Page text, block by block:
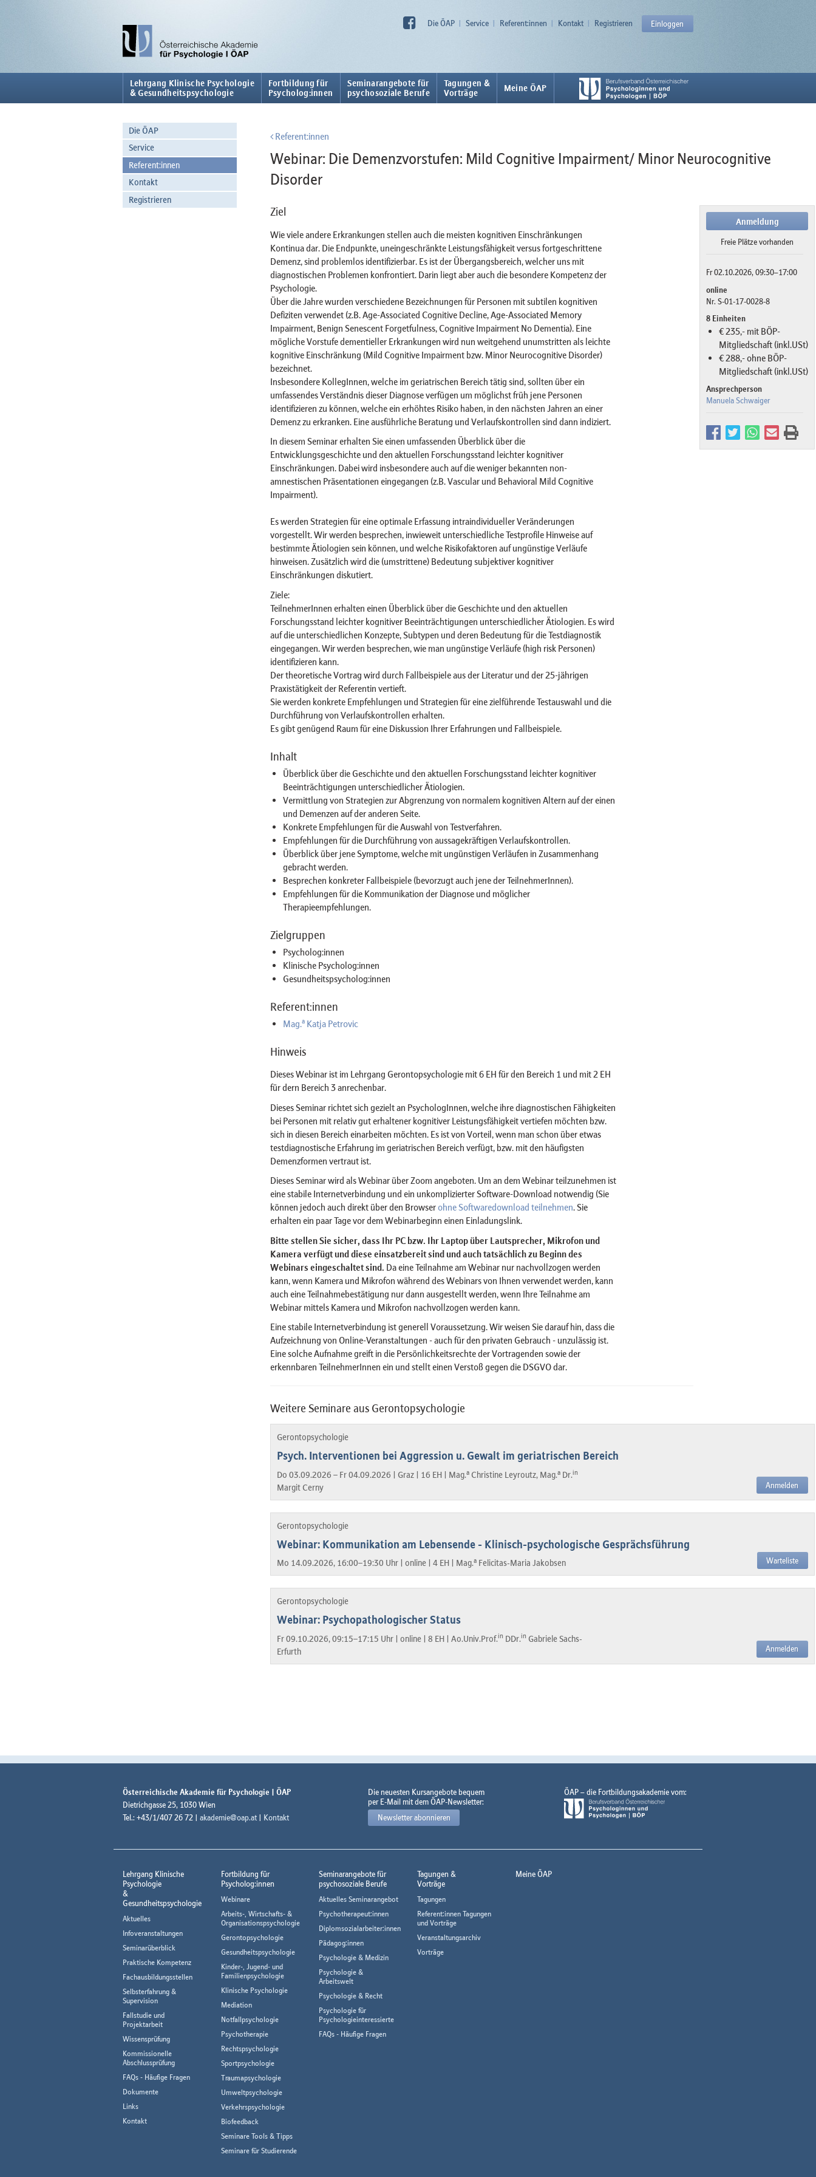
Die ÖAP Service Referent:innen Kontakt Registrieren Einloggen
Lehrgang Klinische Psychologie
& Gesundheitspsychologie
Fortbildung für
Psycholog:innen
Seminarangebote für
psychosoziale Berufe
Tagungen &
Vorträge
Meine ÖAP
Die ÖAP
Service
Referent:innen
Kontakt
Registrieren
Referent:innen
Webinar: Die Demenzvorstufen: Mild Cognitive Impairment/ Minor Neurocognitive
Disorder
Anmeldung
Freie Plätze vorhanden
Fr 02.10.2026, 09:30–17:00
online
Nr. S-01-17-0028-8
8 Einheiten
€ 235,- mit BÖP-
Mitgliedschaft (inkl.USt)
€ 288,- ohne BÖP-
Mitgliedschaft (inkl.USt)
Ansprechperson
Manuela Schwaiger
Ziel
Wie viele andere Erkrankungen stellen auch die meisten kognitiven Einschränkungen
Kontinua dar. Die Endpunkte, uneingeschränkte Leistungsfähigkeit versus fortgeschrittene
Demenz, sind problemlos identifizierbar. Es ist der Übergangsbereich, welcher uns mit
diagnostischen Problemen konfrontiert. Darin liegt aber auch die besondere Kompetenz der
Psychologie.
Über die Jahre wurden verschiedene Bezeichnungen für Personen mit subtilen kognitiven
Defiziten verwendet (z.B. Age-Associated Cognitive Decline, Age-Associated Memory
Impairment, Benign Senescent Forgetfulness, Cognitive Impairment No Dementia). Eine
mögliche Vorstufe dementieller Erkrankungen wird nun weitgehend unumstritten als leichte
kognitive Einschränkung (Mild Cognitive Impairment bzw. Minor Neurocognitive Disorder)
bezeichnet.
Insbesondere KollegInnen, welche im geriatrischen Bereich tätig sind, sollten über ein
umfassendes Verständnis dieser Diagnose verfügen um möglichst früh jene Personen
identifizieren zu können, welche ein erhöhtes Risiko haben, in den nächsten Jahren an einer
Demenz zu erkranken. Eine ausführliche Beratung und Verlaufskontrollen sind dann indiziert.
In diesem Seminar erhalten Sie einen umfassenden Überblick über die
Entwicklungsgeschichte und den aktuellen Forschungsstand leichter kognitiver
Einschränkungen. Dabei wird insbesondere auch auf die weniger bekannten non-
amnestischen Präsentationen eingegangen (z.B. Vascular und Behavioral Mild Cognitive
Impairment).
Es werden Strategien für eine optimale Erfassung intraindividueller Veränderungen
vorgestellt. Wir werden besprechen, inwieweit unterschiedliche Testprofile Hinweise auf
bestimmte Ätiologien sein können, und welche Risikofaktoren auf ungünstige Verläufe
hinweisen. Zusätzlich wird die (umstrittene) Bedeutung subjektiver kognitiver
Einschränkungen diskutiert.
Ziele:
TeilnehmerInnen erhalten einen Überblick über die Geschichte und den aktuellen
Forschungsstand leichter kognitiver Beeinträchtigungen unterschiedlicher Ätiologien. Es wird
auf die unterschiedlichen Konzepte, Subtypen und deren Bedeutung für die Testdiagnostik
eingegangen. Wir werden besprechen, wie man ungünstige Verläufe (high risk Personen)
identifizieren kann.
Der theoretische Vortrag wird durch Fallbeispiele aus der Literatur und der 25-jährigen
Praxistätigkeit der Referentin vertieft.
Sie werden konkrete Empfehlungen und Strategien für eine zielführende Testauswahl und die
Durchführung von Verlaufskontrollen erhalten.
Es gibt genügend Raum für eine Diskussion Ihrer Erfahrungen und Fallbeispiele.
Inhalt
Überblick über die Geschichte und den aktuellen Forschungsstand leichter kognitiver
Beeinträchtigungen unterschiedlicher Ätiologien.
Vermittlung von Strategien zur Abgrenzung von normalem kognitiven Altern auf der einen
und Demenzen auf der anderen Seite.
Konkrete Empfehlungen für die Auswahl von Testverfahren.
Empfehlungen für die Durchführung von aussagekräftigen Verlaufskontrollen.
Überblick über jene Symptome, welche mit ungünstigen Verläufen in Zusammenhang
gebracht werden.
Besprechen konkreter Fallbeispiele (bevorzugt auch jene der TeilnehmerInnen).
Empfehlungen für die Kommunikation der Diagnose und möglicher
Therapieempfehlungen.
Zielgruppen
Psycholog:innen
Klinische Psycholog:innen
Gesundheitspsycholog:innen
Referent:innen
Mag. aKatja Petrovic
Hinweis
Dieses Webinar ist im Lehrgang Gerontopsychologie mit 6 EH für den Bereich 1 und mit 2 EH
für dern Bereich 3 anrechenbar.
Dieses Seminar richtet sich gezielt an PsychologInnen, welche ihre diagnostischen Fähigkeiten
bei Personen mit relativ gut erhaltener kognitiver Leistungsfähigkeit vertiefen möchten bzw.
sich in diesen Bereich einarbeiten möchten. Es ist von Vorteil, wenn man schon über etwas
testdiagnostische Erfahrung im geriatrischen Bereich verfügt, bzw. mit den häufigsten
Demenzformen vertraut ist.
Dieses Seminar wird als Webinar über Zoom angeboten. Um an dem Webinar teilzunehmen ist
eine stabile Internetverbindung und ein unkomplizierter Software-Download notwendig (Sie
können jedoch auch direkt über den Browserohne Softwaredownload teilnehmen. Sie
erhalten ein paar Tage vor dem Webinarbeginn einen Einladungslink.
Bitte stellen Sie sicher, dass Ihr PC bzw. Ihr Laptop über Lautsprecher, Mikrofon und
Kamera verfügt und diese einsatzbereit sind und auch tatsächlich zu Beginn des
Webinars eingeschaltet sind. Da eine Teilnahme am Webinar nur nachvollzogen werden
kann, wenn Kamera und Mikrofon während des Webinars von Ihnen verwendet werden, kann
auch eine Teilnahmebestätigung nur dann ausgestellt werden, wenn Ihre Teilnahme am
Webinar mittels Kamera und Mikrofon nachvollzogen werden kann.
Eine stabile Internetverbindung ist generell Voraussetzung. Wir weisen Sie darauf hin, dass die
Aufzeichnung von Online-Veranstaltungen - auch für den privaten Gebrauch - unzulässig ist.
Eine solche Aufnahme greift in die Persönlichkeitsrechte der Vortragenden sowie der
erkennbaren TeilnehmerInnen ein und stellt einen Verstoß gegen die DSGVO dar.
Weitere Seminare aus Gerontopsychologie
Gerontopsychologie
Psych. Interventionen bei Aggression u. Gewalt im geriatrischen Bereich
Do 03.09.2026 – Fr 04.09.2026 | Graz | 16 EH | Mag.aChristine Leyroutz, Mag.aDr.in
Margit Cerny Anmelden
Gerontopsychologie
Webinar: Kommunikation am Lebensende - Klinisch-psychologische Gesprächsführung
Mo 14.09.2026, 16:00–19:30 Uhr | online | 4 EH | Mag.aFelicitas-Maria Jakobsen Warteliste
Gerontopsychologie
Webinar: Psychopathologischer Status
Fr 09.10.2026, 09:15–17:15 Uhr | online | 8 EH | Ao.Univ.Prof.in DDr.in Gabriele Sachs-
Erfurth
Anmelden
Österreichische Akademie für Psychologie | ÖAP
Dietrichgasse 25, 1030 Wien
Tel.: +43/1/407 26 72 | akademie@oap.at | Kontakt
Die neuesten Kursangebote bequem
per E-Mail mit dem ÖAP-Newsletter:
Newsletter abonnieren
ÖAP – die Fortbildungsakademie vom:
Lehrgang Klinische
Psychologie
&
Gesundheitspsychologie
Aktuelles
Infoveranstaltungen
Seminarüberblick
Praktische Kompetenz
Fachausbildungsstellen
Selbsterfahrung &
Supervision
Fallstudie und
Projektarbeit
Wissensprüfung
Kommissionelle
Abschlussprüfung
FAQs - Häufige Fragen
Dokumente
Links
Kontakt
Fortbildung für
Psycholog:innen
Webinare
Arbeits-, Wirtschafts- &
Organisationspsychologie
Gerontopsychologie
Gesundheitspsychologie
Kinder-, Jugend- und
Familienpsychologie
Klinische Psychologie
Mediation
Notfallpsychologie
Psychotherapie
Rechtspsychologie
Sportpsychologie
Traumapsychologie
Umweltpsychologie
Verkehrspsychologie
Biofeedback
Seminare Tools & Tipps
Seminare für Studierende
Seminarangebote für
psychosoziale Berufe
Aktuelles Seminarangebot
Psychotherapeut:innen
Diplomsozialarbeiter:innen
Pädagog:innen
Psychologie & Medizin
Psychologie &
Arbeitswelt
Psychologie & Recht
Psychologie für
Psychologieinteressierte
FAQs - Häufige Fragen
Tagungen &
Vorträge
Tagungen
Referent:innen Tagungen
und Vorträge
Veranstaltungsarchiv
Vorträge
Meine ÖAP